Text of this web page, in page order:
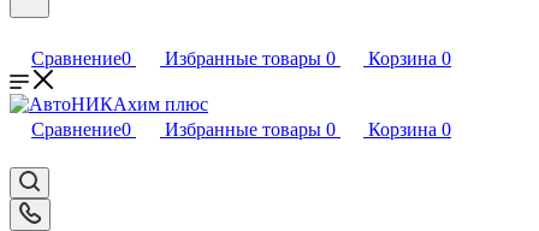
Сравнение0 Избранные товары 0 Корзина 0
Сравнение0 Избранные товары 0 Корзина 0